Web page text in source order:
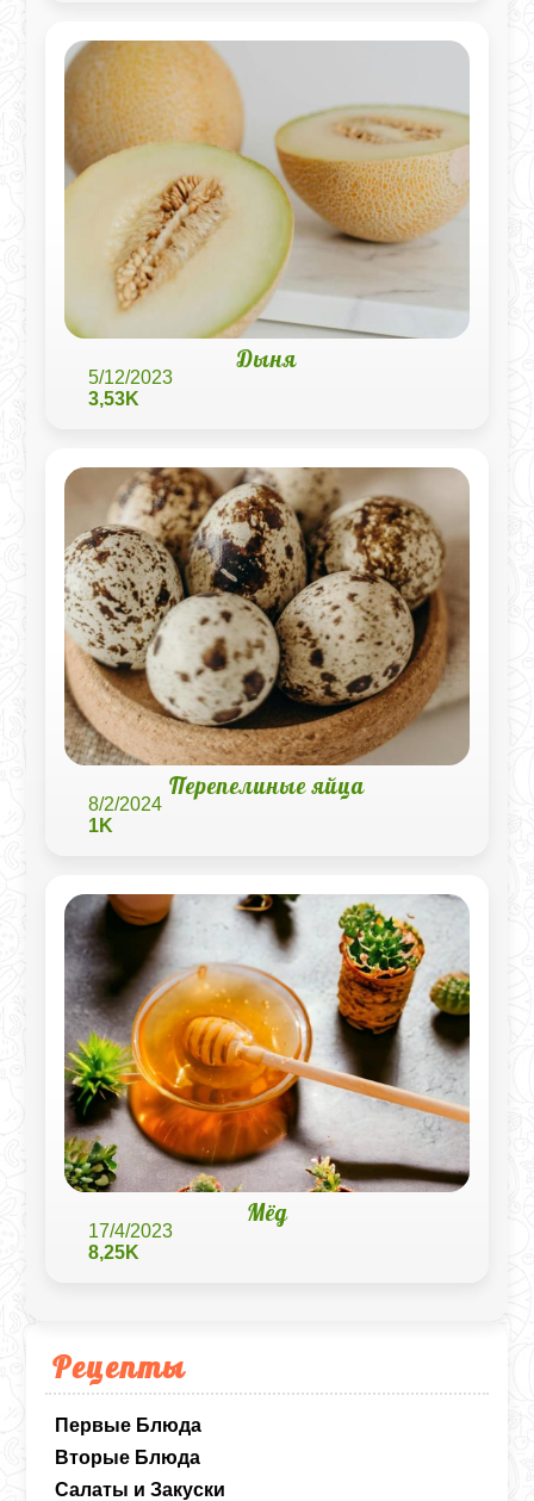
Рецепты
Первые Блюда
Вторые Блюда
Салаты и Закуски
Дыня
5/12/2023
3,53K
Перепелиные яйца
8/2/2024
1K
Мёд
17/4/2023
8,25K